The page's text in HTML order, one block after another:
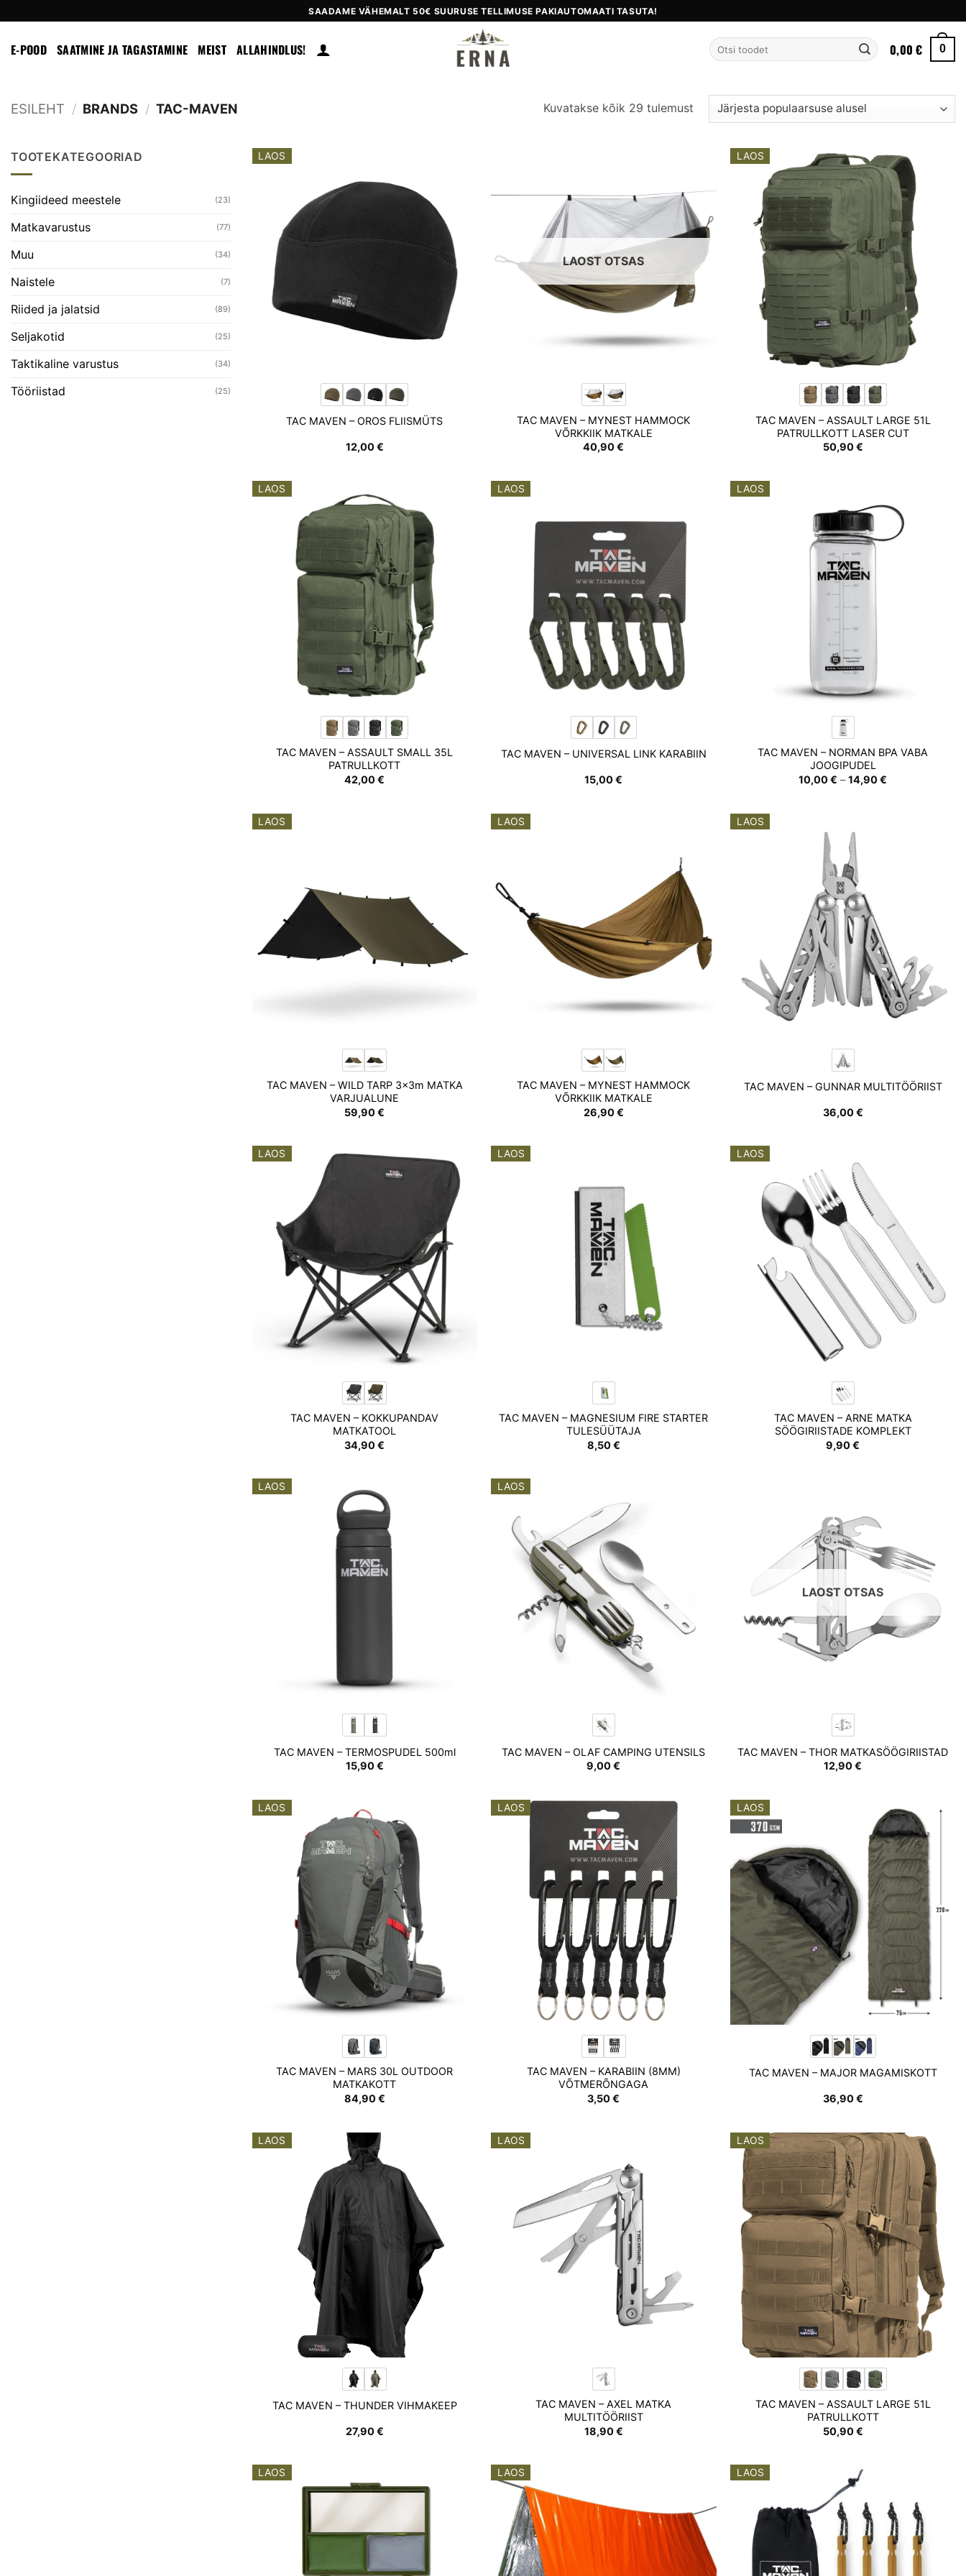
to
content
SAADAME VÄHEMALT 50€ SUURUSE TELLIMUSE PAKIAUTOMAATI TASUTA!
E-POOD SAATMINE JA TAGASTAMINE MEIST ALLAHINDLUS! Otsi: 0,00€ 0
ESILEHT / BRANDS / TAC-MAVEN Kuvatakse kõik 29 tulemustSorteeritud
populaarsuse
TOOTEKATEGOORIAD
Kingiideed meestele (23)
Matkavarustus (77)
Muu (34)
Naistele (7)
Riided ja jalatsid (89)
Seljakotid (25)
Taktikaline varustus (34)
Tööriistad (25)
LAOS
TAC MAVEN – OROS FLIISMÜTS
12,00€
wishlist
LAOST OTSAS
TAC MAVEN – MYNEST HAMMOCK
VÕRKKIIK MATKALE
40,90€
LAOS
wishlist
TAC MAVEN – ASSAULT LARGE 51L
PATRULLKOTT LASER CUT
50,90€
LAOS
TAC MAVEN – ASSAULT SMALL 35L
PATRULLKOTT
42,00€
LAOS
Add to
TAC MAVEN – UNIVERSAL LINK KARABIIN
15,00€
LAOS
TAC MAVEN – NORMAN BPA VABA
JOOGIPUDEL
10,00€ – 14,90€
LAOS
TAC MAVEN – WILD TARP 3x3m MATKA
VARJUALUNE
59,90€
LAOS
wishlist
TAC MAVEN – MYNEST HAMMOCK
VÕRKKIIK MATKALE
26,90€
LAOS
TAC MAVEN – GUNNAR MULTITÖÖRIIST
36,00€
LAOS
Add to
wishlist
TAC MAVEN – KOKKUPANDAV
MATKATOOL
34,90€
LAOS
TAC MAVEN – MAGNESIUM FIRE STARTER
TULESÜÜTAJA
8,50€
LAOS
TAC MAVEN – ARNE MATKA
SÖÖGIRIISTADE KOMPLEKT
9,90€
LAOS
TAC MAVEN – TERMOSPUDEL 500ml
15,90€
LAOS
TAC MAVEN – OLAF CAMPING UTENSILS
9,00€
LAOST OTSAS
TAC MAVEN – THOR MATKASÖÖGIRIISTAD
12,90€
LAOS
TAC MAVEN – MARS 30L OUTDOOR
MATKAKOTT
84,90€
LAOS
wishlist
TAC MAVEN – KARABIIN (8MM)
VÕTMERÕNGAGA
3,50€
LAOS
Add to
wishlist
TAC MAVEN – MAJOR MAGAMISKOTT
36,90€
LAOS
TAC MAVEN – THUNDER VIHMAKEEP
27,90€
LAOS
TAC MAVEN – AXEL MATKA
MULTITÖÖRIIST
18,90€
LAOS
Add to
wishlist
TAC MAVEN – ASSAULT LARGE 51L
PATRULLKOTT
50,90€
LAOS LAOS
wishlist
LAOS
Add to
wishlist